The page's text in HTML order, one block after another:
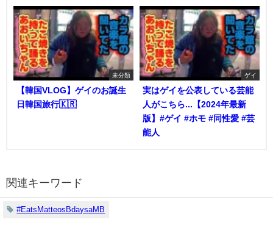
未分類
【韓国VLOG】ゲイのお誕生
日韓国旅行🇰🇷
ゲイ
実はゲイを公表している芸能
人がこちら...【2024年最新
版】#ゲイ #ホモ #同性愛 #芸
能人
関連キーワード
#EatsMatteosBdaysaMB